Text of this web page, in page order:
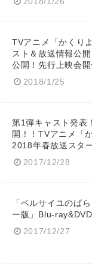
TVアニメ「かくり
スト＆放送情報公
公開！先行上映会開
2018/1/25
第1弾キャスト発表
開！！TVアニメ「
2018年春放送スタ
2017/12/28
「ベルサイユのば
ー版」Blu-
2017/12/27